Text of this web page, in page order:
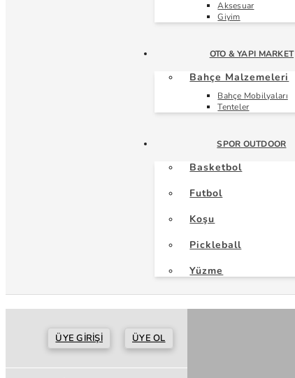
Aksesuar
Giyim
OTO & YAPI MARKET
Bahçe Malzemeleri
Bahçe Mobilyaları
Tenteler
SPOR OUTDOOR
Basketbol
Futbol
Koşu
Pickleball
Yüzme
ÜYE GIRIŞI ÜYE OL